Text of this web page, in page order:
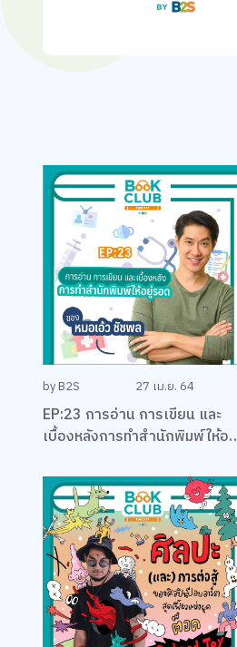
by B2S 27 เม.ย. 64
EP:23 การอ่าน การเขียน และ
เบื้องหลังการทำสำนักพิมพ์ให้อยู่
แนะนำ กับหมอเอ้ว ชัชพล